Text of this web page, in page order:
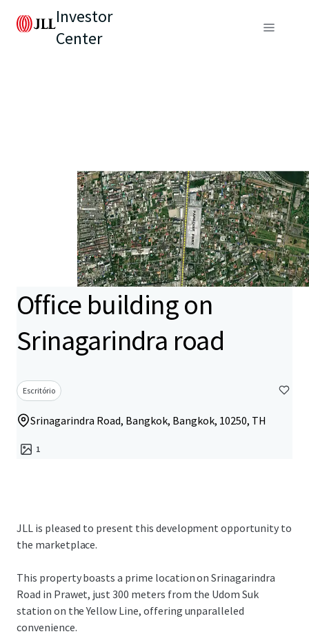
Investor
Center
Office building on
Srinagarindra road
Escritório
Srinagarindra Road, Bangkok, Bangkok, 10250, TH
1
JLL is pleased to present this development opportunity to
the marketplace.
This property boasts a prime location on Srinagarindra
Road in Prawet, just 300 meters from the Udom Suk
station on the Yellow Line, offering unparalleled
convenience.